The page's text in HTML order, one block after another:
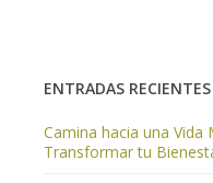
ENTRADAS RECIENTES
Camina hacia una
Transformar tu